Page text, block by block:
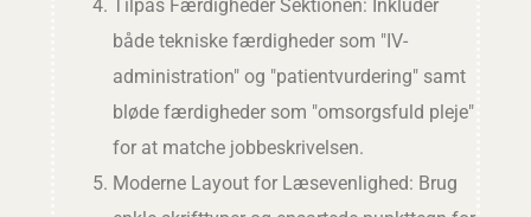
Tilpas Færdigheder Sektionen: Inkluder
både tekniske færdigheder som "IV-
administration" og "patientvurdering" samt
bløde færdigheder som "omsorgsfuld pleje"
for at matche jobbeskrivelsen.
Moderne Layout for Læsevenlighed: Brug